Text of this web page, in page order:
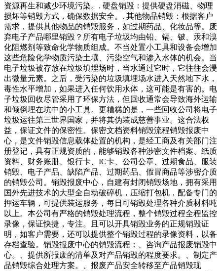
资源再生和减少环境污染。. 硬盘销毁：提供硬盘消磁、物理
损坏等销毁方式，确保数据安全。. 其他物品销毁：根据客户
需求，提供其他物品的销毁服务，如过期药品、化妆品等。废
弃电子产品哪里销毁？所有电子垃圾均由铅、镉、铍、汞和溴
化阻燃剂等致命化学物质组成。不当处置小工具和设备会增加
这些危险化学物质污染土壤、污染空气和渗入水体的机会。当
电子垃圾被存放在垃圾填埋场时，当水通过它时，它往往会浸
出微量元素。之后，受污染的垃圾填埋场水进入天然地下水，
毒性水平增加，如果进入任何饮用水体，这可能是有害的。电
子垃圾回收尽管采用了环保方法，但回收通常会导致海外运输
和倾倒埋在坑中的小工具。更糟糕的是，一些回收公司将电子
垃圾运往第三世界国家，并将其伪装成慈善事业。这合法权
益，保证文件的保密性。保密文档资料销毁流程销毁报废中
心，是文件销毁信息载体处置的机构，是经工商及有关部门注
册登记，具有正规资质的，能够销毁各种涉密文件档案、纸质
资料、财务账册、银行卡、IC卡、公司公章、过期食品、服装
销毁、电子产品、缺陷产品、过期药品、假冒商品等涉密介质
的销毁公司。销毁报废中心，自建有封闭销毁场地，拥有采用
国外先进技术的大型全自动破碎机，压缩打包机，配备专门的
押运车辆，可提供装运服务，每日可销毁处理各种介质材料吨
以上。本公司有严格的销毁处理流程，整个销毁过程全程监控
录像，保证快捷，专注。且可以开具销毁业务的正规销毁证
明，如客户需要，还可以提供整个销毁过程的录像资料，以备
存档查验。销毁报废中心的销毁流程：、咨询产品报废销毁中
心。、提供所报废的清单及对产品销毁的程度要求。、制定产
品销毁综合处理方案。、报废产品安全转移至产品销毁现